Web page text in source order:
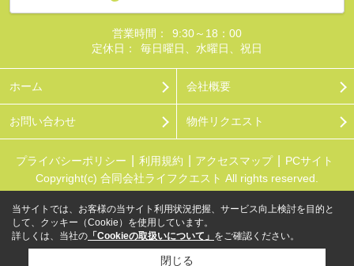
営業時間：
9:30～18：00
定休日：
毎日曜日、水曜日、祝日
ホーム 会社概要
お問い合わせ 物件リクエスト
プライバシーポリシー 利用規約 アクセスマップ
PCサイト
Copyright(c) 合同会社ライフクエスト All rights reserved.
当サイトでは、お客様の当サイト利用状況把握、サービス向上検討を目的と
して、クッキー（Cookie）を使用しています。
詳しくは、当社の 「Cookieの取扱いについて」 をご確認ください。
閉じる